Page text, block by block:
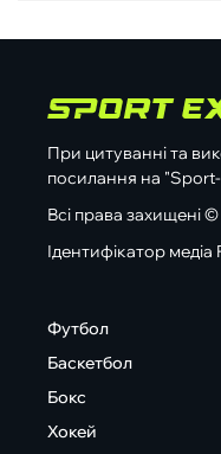
При цитуванні та
посилання на
Всі права захищені
Ідентифікатор
Футбол
Баскетбол
Бокс
Хокей